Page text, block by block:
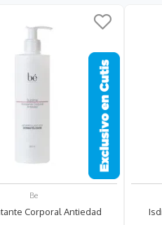
Be
Corporal Antiedad